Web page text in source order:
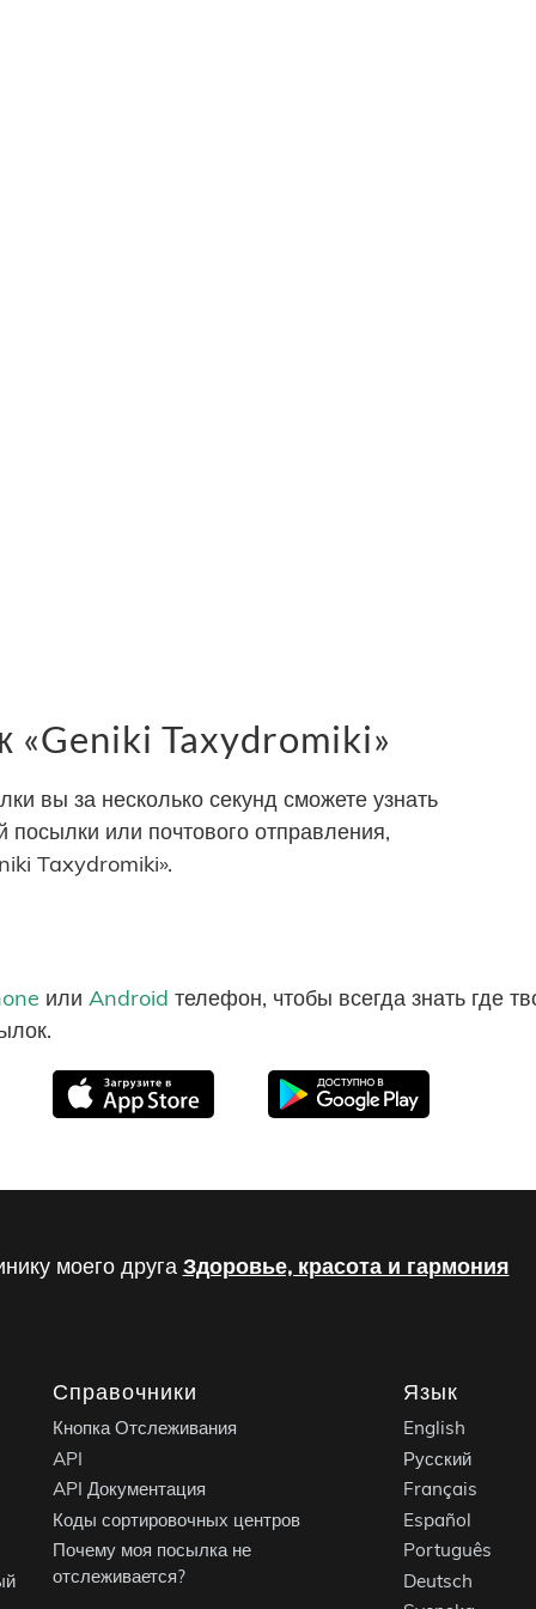
Taxydromiki»
вы за несколько секунд сможете узнать
или почтового отправления,
Taxydromiki».
или Android телефон, чтобы всегда знать где
моего друга Здоровье, красота и гармония
Справочники
Кнопка Отслеживания
API
API Документация
Коды сортировочных центров
Почему моя посылка не
отслеживается?
Язык
English
Русский
Français
Español
Português
Deutsch